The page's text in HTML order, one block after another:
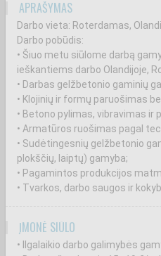
APRAŠYMAS
Darbo vieta: Roterdamas,
Darbo pobūdis:
• Šiuo metu siūlome darbą
ieškantiems darbo Olandijoje,
• Darbas gelžbetonio gaminių
• Klojinių ir formų paruošimas
• Betono pylimas, vibravimas ir
• Armatūros ruošimas pagal
• Sudėtingesnių gelžbetonio
plokščių, laiptų) gamyba;
• Pagamintos produkcijos
• Tvarkos, darbo saugos ir
ĮMONĖ SIŪLO
• Ilgalaikio darbo galimybės